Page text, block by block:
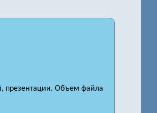
презентации. Объем файла